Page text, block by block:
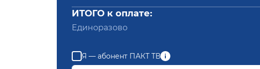
ИТОГО к оплате:
Единоразово
Я — абонент ПАКТ ТВ